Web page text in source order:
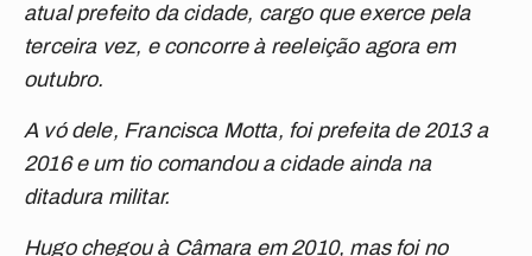
atual prefeito da cidade, cargo que exerce pela
terceira vez, e concorre à reeleição agora em
outubro.
A vó dele, Francisca Motta, foi prefeita de 2013 a
2016 e um tio comandou a cidade ainda na
ditadura militar.
Hugo chegou à Câmara em 2010, mas foi no